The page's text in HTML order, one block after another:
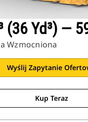
(36 Yd³) —
Wzmocniona
Wyślij Zapytanie
Kup Teraz